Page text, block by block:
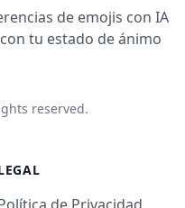
de emojis con IA
tu estado de ánimo
reserved.